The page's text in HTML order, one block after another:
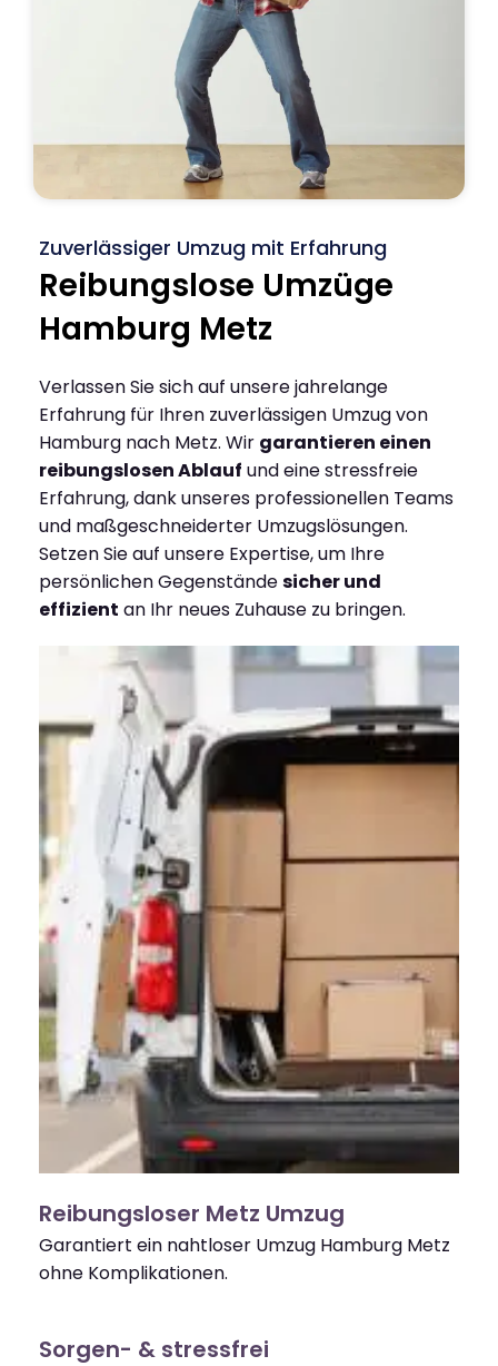
Zuverlässiger Umzug mit Erfahrung
Reibungslose Umzüge
Hamburg Metz
Verlassen Sie sich auf unsere jahrelange
Erfahrung für Ihren zuverlässigen Umzug von
Hamburg nach Metz. Wir garantieren einen
reibungslosen Ablauf und eine stressfreie
Erfahrung, dank unseres professionellen Teams
und maßgeschneiderter Umzugslösungen.
Setzen Sie auf unsere Expertise, um Ihre
persönlichen Gegenständesicher und
effizient an Ihr neues Zuhause zu bringen.
Reibungsloser Metz Umzug
Garantiert ein nahtloser Umzug Hamburg Metz
ohne Komplikationen.
Sorgen- & stressfrei